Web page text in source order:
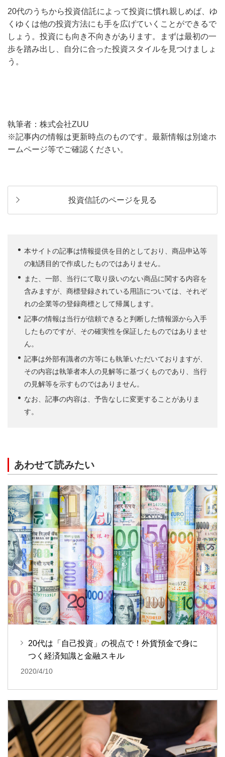
20代のうちから投資信託によって投資に慣れ親しめば、ゆ
くゆくは他の投資方法にも手を広げていくことができるで
しょう。投資にも向き不向きがあります。まずは最初の一
歩を踏み出し、自分に合った投資スタイルを見つけましょ
う。
執筆者：株式会社ZUU
※記事内の情報は更新時点のものです。最新情報は別途ホ
ームページ等でご確認ください。
投資信託のページを見る
本サイトの記事は情報提供を目的としており、商品申込等
の勧誘目的で作成したものではありません。
また、一部、当行にて取り扱いのない商品に関する内容を
含みますが、商標登録されている用語については、それぞ
れの企業等の登録商標として帰属します。
記事の情報は当行が信頼できると判断した情報源から入手
したものですが、その確実性を保証したものではありませ
ん。
記事は外部有識者の方等にも執筆いただいておりますが、
その内容は執筆者本人の見解等に基づくものであり、当行
の見解等を示すものではありません。
なお、記事の内容は、予告なしに変更することがありま
す。
あわせて読みたい
20代は「自己投資」の視点で！外貨預金で身に
つく経済知識と金融スキル
2020/4/10